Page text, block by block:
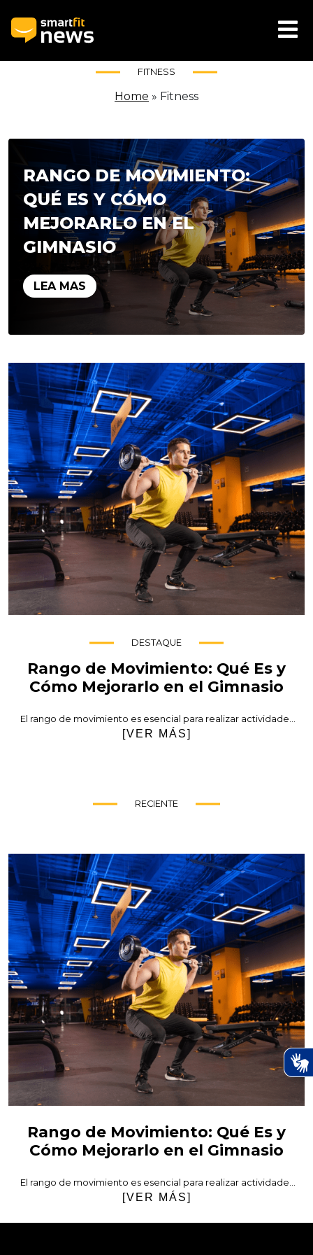
FITNESS
Home » Fitness
RANGO DE MOVIMIENTO:
QUÉ ES Y CÓMO
MEJORARLO EN EL
GIMNASIO
LEA MAS
DESTAQUE
Rango de Movimiento: Qué Es y
Cómo Mejorarlo en el Gimnasio
El rango de movimiento es esencial para realizar actividades
cotidianas, entrenar con eficacia y reducir el riesgo de
los […]
[VER MÁS]
RECIENTE
Rango de Movimiento: Qué Es y
Cómo Mejorarlo en el Gimnasio
El rango de movimiento es esencial para realizar actividades
cotidianas, entrenar con eficacia y reducir el riesgo de
mantener la salud de tus articulaciones, comprender qué es el
[VER MÁS]